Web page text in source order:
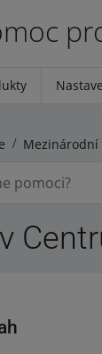
Mezinárodní